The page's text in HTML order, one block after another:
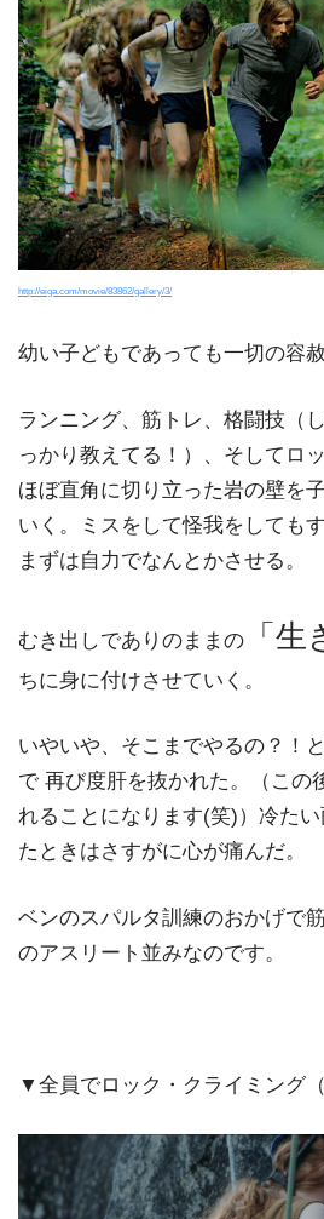
http://eiga.com/movie/83862/gallery/3/
幼い子どもであっても一切の容赦
ランニング、筋トレ、格闘技（
っかり教えてる！）、そしてロ
ほぼ直角に切り立った岩の壁を
いく。ミスをして怪我をしても
まずは自力でなんとかさせる。
むき出しでありのままの 「生
ちに身に付けさせていく。
いやいや、そこまでやるの？！
で 再び度肝を抜かれた。（この
れることになります(笑)）冷た
たときはさすがに心が痛んだ。
ベンのスパルタ訓練のおかげで
のアスリート並みなのです。
▼全員でロック・クライミング